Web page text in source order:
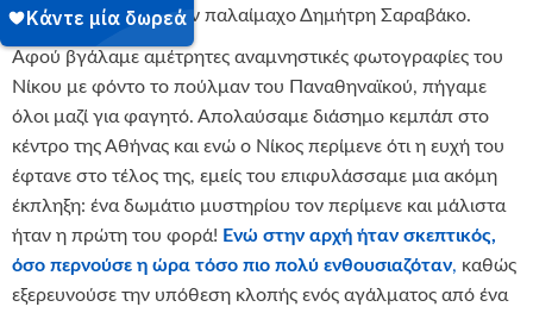
συνάντησή μας με τον παλαίμαχο Δημήτρη Σαραβάκο.
Αφού βγάλαμε αμέτρητες αναμνηστικές φωτογραφίες του
Νίκου με φόντο το πούλμαν του Παναθηναϊκού, πήγαμε
όλοι μαζί για φαγητό. Απολαύσαμε διάσημο κεμπάπ στο
κέντρο της Αθήνας και ενώ ο Νίκος περίμενε ότι η ευχή του
έφτανε στο τέλος της, εμείς του επιφυλάσσαμε μια ακόμη
έκπληξη: ένα δωμάτιο μυστηρίου τον περίμενε και μάλιστα
ήταν η πρώτη του φορά! Ενώ στην αρχή ήταν σκεπτικός,
όσο περνούσε η ώρα τόσο πιο πολύ ενθουσιαζόταν, καθώς
εξερευνούσε την υπόθεση κλοπής ενός αγάλματος από ένα